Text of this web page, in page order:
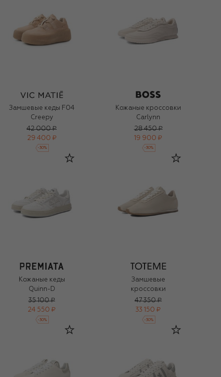
Замшевые кеды F04
Creepy
42 000 ₽
29 400 ₽
-30%
Кожаные кроссовки
Carlynn
28 450 ₽
19 900 ₽
-30%
Кожаные кеды
Quinn-D
35 100 ₽
24 550 ₽
-30%
Замшевые
кроссовки
47 350 ₽
33 150 ₽
-30%